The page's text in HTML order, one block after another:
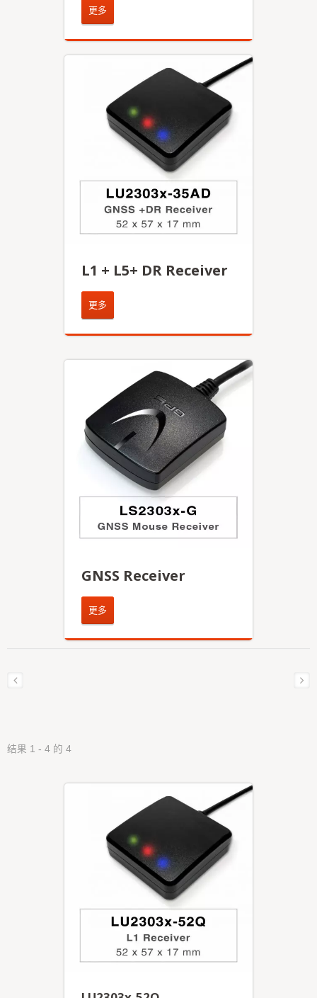
更多
L1 + L5+ DR Receiver
更多
GNSS Receiver
更多
结果 1 - 4 的 4